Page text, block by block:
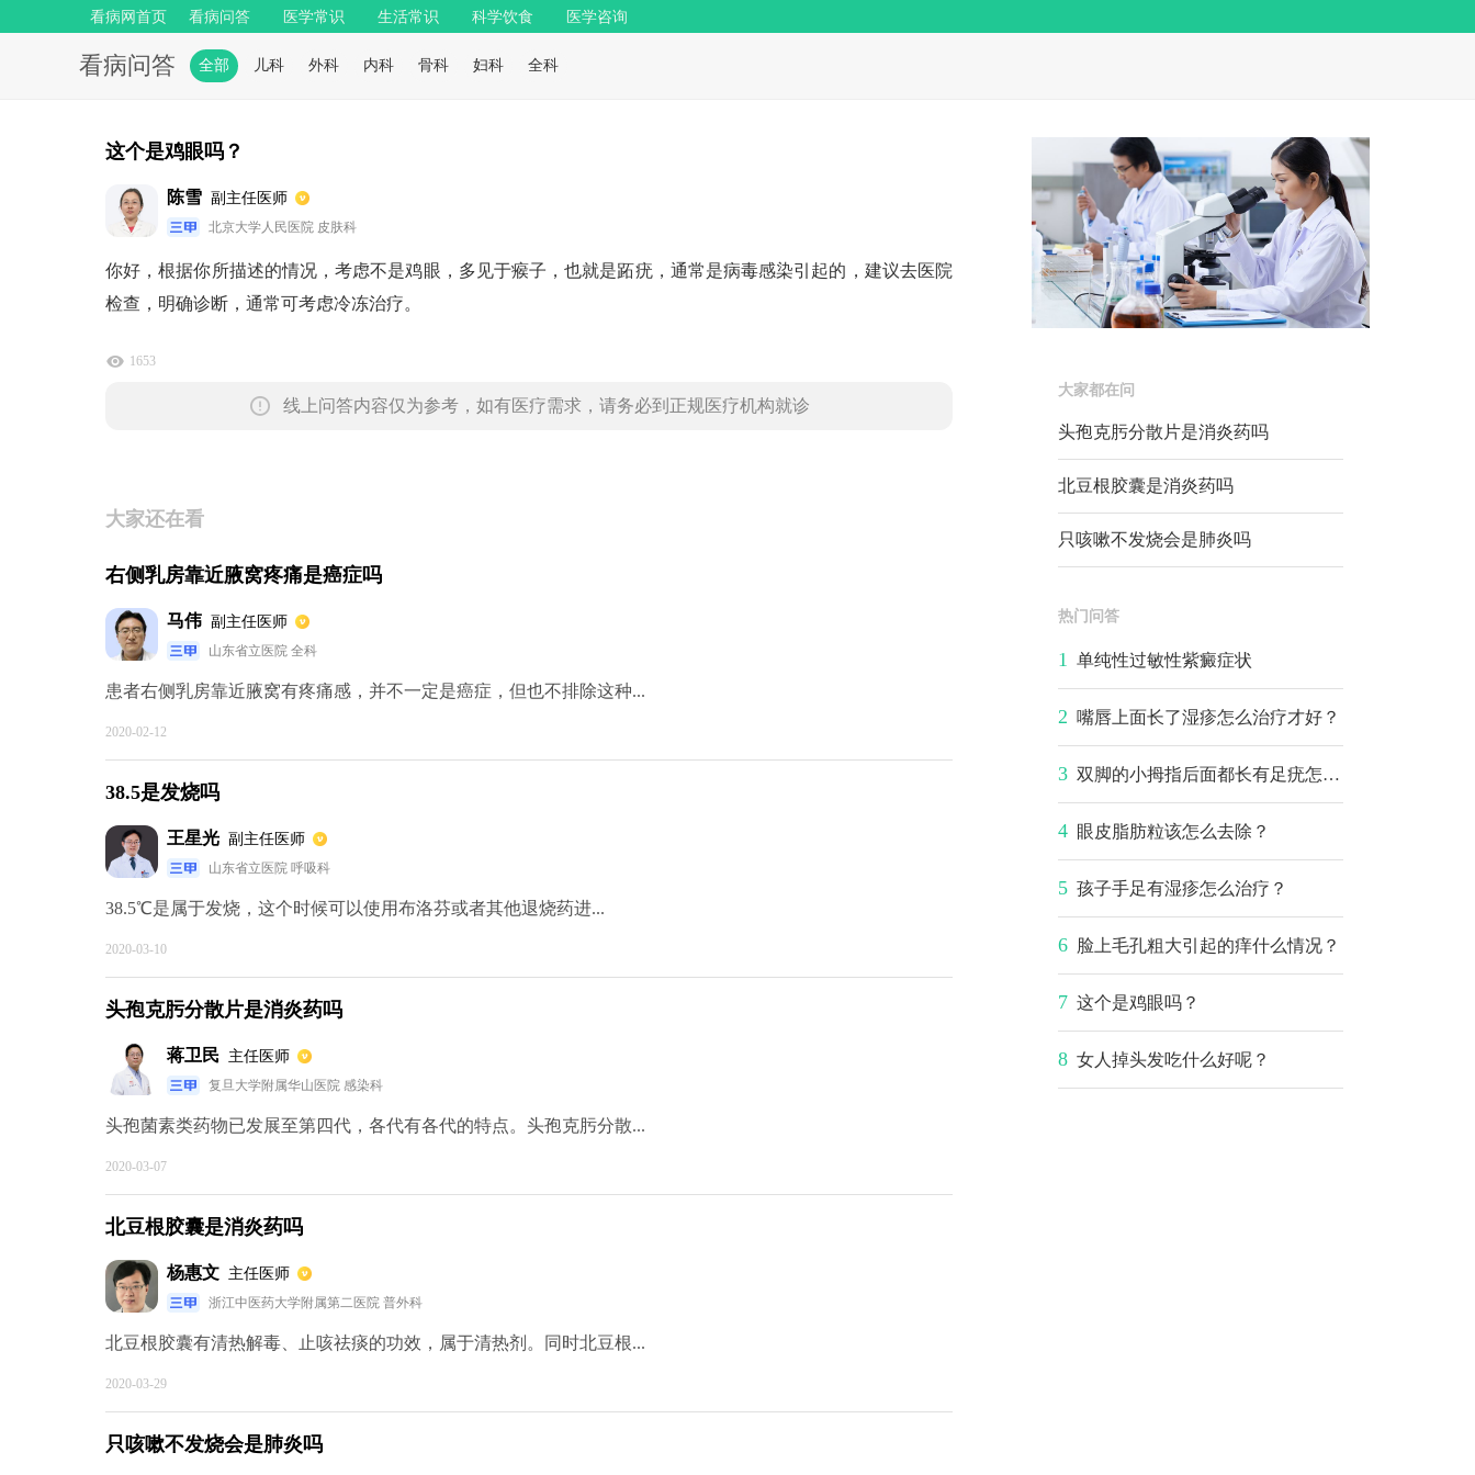
看病网首页 看病问答 医学常识 生活常识 科学饮食 医学咨询
看病问答 全部 儿科 外科 内科 骨科 妇科 全科
这个是鸡眼吗？
陈雪 副主任医师
北京大学人民医院 皮肤科
你好，根据你所描述的情况，考虑不是鸡眼，多见于瘊子，也就是跖疣，通常是病毒感染引起的，建议去医院
检查，明确诊断，通常可考虑冷冻治疗。
1653
线上问答内容仅为参考，如有医疗需求，请务必到正规医疗机构就诊
大家还在看
右侧乳房靠近腋窝疼痛是癌症吗
马伟 副主任医师
山东省立医院 全科
患者右侧乳房靠近腋窝有疼痛感，并不一定是癌症，但也不排除这种...
2020-02-12
38.5是发烧吗
王星光 副主任医师
山东省立医院 呼吸科
38.5℃是属于发烧，这个时候可以使用布洛芬或者其他退烧药进...
2020-03-10
头孢克肟分散片是消炎药吗
蒋卫民 主任医师
复旦大学附属华山医院 感染科
头孢菌素类药物已发展至第四代，各代有各代的特点。头孢克肟分散...
2020-03-07
北豆根胶囊是消炎药吗
杨惠文 主任医师
浙江中医药大学附属第二医院 普外科
北豆根胶囊有清热解毒、止咳祛痰的功效，属于清热剂。同时北豆根...
2020-03-29
只咳嗽不发烧会是肺炎吗
大家都在问
头孢克肟分散片是消炎药吗
北豆根胶囊是消炎药吗
只咳嗽不发烧会是肺炎吗
热门问答
1 单纯性过敏性紫癜症状
2 嘴唇上面长了湿疹怎么治疗才好？
3 双脚的小拇指后面都长有足疣怎么治疗？
4 眼皮脂肪粒该怎么去除？
5 孩子手足有湿疹怎么治疗？
6 脸上毛孔粗大引起的痒什么情况？
7 这个是鸡眼吗？
8 女人掉头发吃什么好呢？